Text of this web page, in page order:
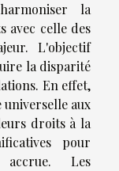
la
avec celle des
L'objectif
la disparité
En effet,
aux
droits à la
pour
Les